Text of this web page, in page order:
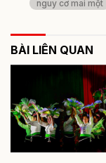
nguy cơ mai một
BÀI LIÊN QUAN